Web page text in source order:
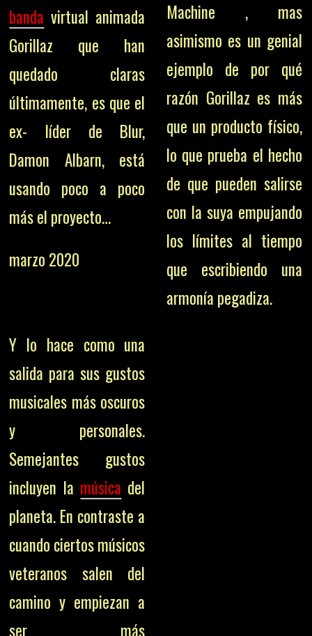
banda virtual animada
Gorillaz que han
quedado claras
últimamente, es que el
ex- líder de Blur,
Damon Albarn, está
usando poco a poco
más el proyecto…
marzo 2020
Y lo hace como una
salida para sus gustos
musicales más oscuros
y personales.
Semejantes gustos
incluyen la música del
planeta. En contraste a
cuando ciertos músicos
veteranos salen del
camino y empiezan a
ser más
Machine , mas
asimismo es un genial
ejemplo de por qué
razón Gorillaz es más
que un producto físico,
lo que prueba el hecho
de que pueden salirse
con la suya empujando
los límites al tiempo
que escribiendo una
armonía pegadiza.